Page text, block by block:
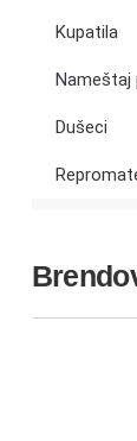
Kupatila
Nameštaj
Dušeci